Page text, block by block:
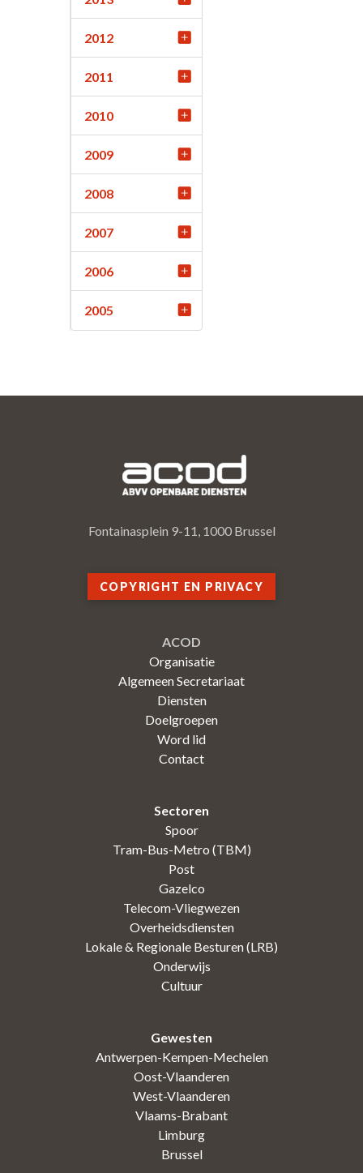
2012
2011
2010
2009
2008
2007
2006
2005
Fontainasplein 9-11, 1000 Brussel
COPYRIGHT EN PRIVACY
ACOD
Organisatie
Algemeen Secretariaat
Diensten
Doelgroepen
Word lid
Contact
Sectoren
Spoor
Tram-Bus-Metro (TBM)
Post
Gazelco
Telecom-Vliegwezen
Overheidsdiensten
Lokale & Regionale Besturen (LRB)
Onderwijs
Cultuur
Gewesten
Antwerpen-Kempen-Mechelen
Oost-Vlaanderen
West-Vlaanderen
Vlaams-Brabant
Limburg
Brussel